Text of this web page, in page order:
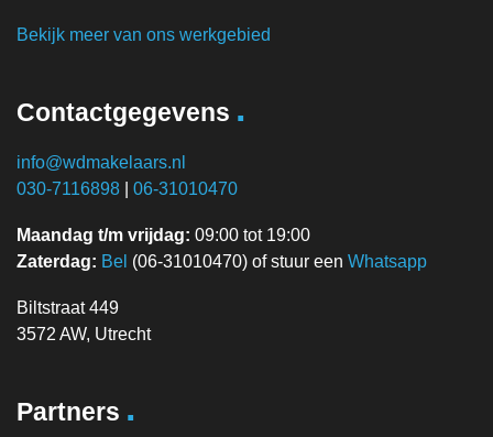
Bekijk meer van ons werkgebied
Contactgegevens .
info@wdmakelaars.nl
030-7116898
06-31010470
Maandag t/m vrijdag: 09:00 tot 19:00
Zaterdag: Bel (06-31010470) of stuur een Whatsapp
Biltstraat 449
3572 AW, Utrecht
Partners .